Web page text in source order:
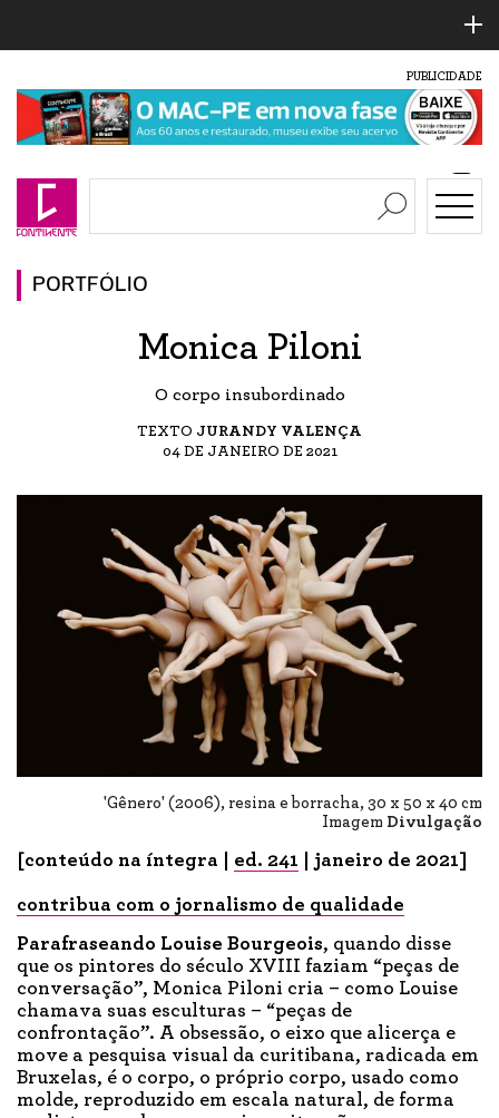
PUBLICIDADE
PORTFÓLIO
Monica Piloni
O corpo insubordinado
TEXTO JURANDY VALENÇA
04 DE JANEIRO DE 2021
'Gênero' (2006), resina e borracha, 30 x 50 x 40 cm
Imagem Divulgação
[conteúdo na íntegra | ed. 241 | janeiro de 2021]
contribua com o jornalismo de qualidade
Parafraseando Louise Bourgeois, quando disse
que os pintores do século XVIII faziam “peças de
conversação”, Monica Piloni cria – como Louise
chamava suas esculturas – “peças de
confrontação”. A obsessão, o eixo que alicerça e
move a pesquisa visual da curitibana, radicada em
Bruxelas, é o corpo, o próprio corpo, usado como
molde, reproduzido em escala natural, de forma